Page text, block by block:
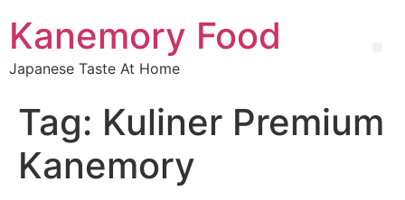
Kanemory Food
Japanese Taste At Home
Tag: Kuliner Premium
Kanemory